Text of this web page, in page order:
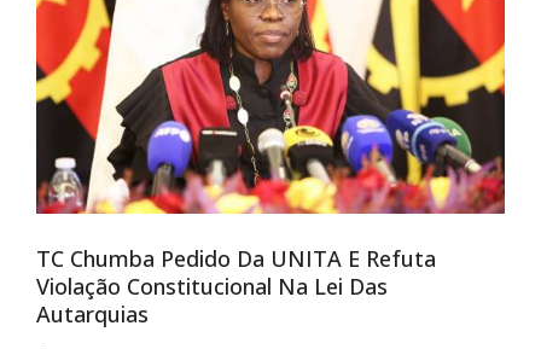
TC Chumba Pedido Da UNITA E Refuta
Violação Constitucional Na Lei Das
Autarquias